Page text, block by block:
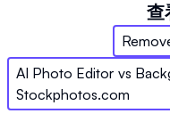
查
AI Photo Editor vs
Stockphotos.com